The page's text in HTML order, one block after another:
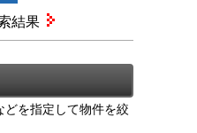
を指定して物件を絞